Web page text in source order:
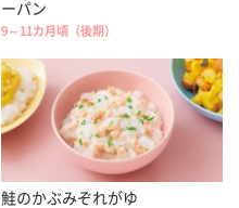
ーパン
9～11カ月頃（後期）
鮭のかぶみぞれがゆ